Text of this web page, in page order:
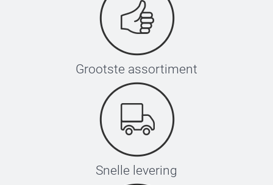
Grootste assortiment
Snelle levering